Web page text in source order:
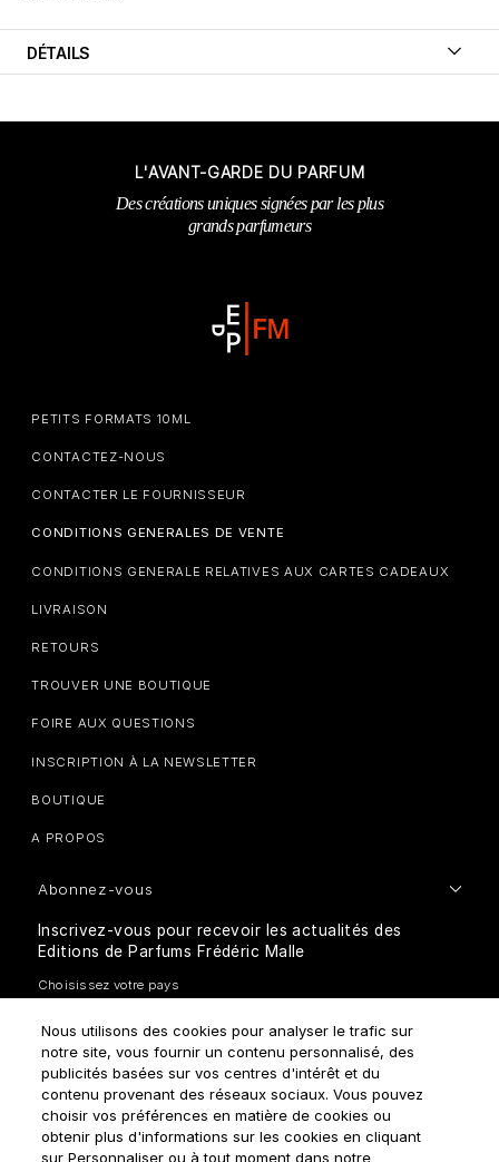
DÉTAILS
L'AVANT-GARDE DU PARFUM
Des créations uniques signées par les plus
grands parfumeurs
PETITS FORMATS 10ML
CONTACTEZ-NOUS
CONTACTER LE FOURNISSEUR
CONDITIONS GENERALES DE VENTE
CONDITIONS GENERALE RELATIVES AUX CARTES CADEAUX
LIVRAISON
RETOURS
TROUVER UNE BOUTIQUE
FOIRE AUX QUESTIONS
INSCRIPTION À LA NEWSLETTER
BOUTIQUE
A PROPOS
Abonnez-vous
Inscrivez-vous pour recevoir les actualités des
Editions de Parfums Frédéric Malle
Comment traitons-nous vos données personnelles?
Nous utilisons des cookies pour analyser le trafic sur
notre site, vous fournir un contenu personnalisé, des
publicités basées sur vos centres d'intérêt et du
contenu provenant des réseaux sociaux. Vous pouvez
choisir vos préférences en matière de cookies ou
obtenir plus d'informations sur les cookies en cliquant
sur Personnaliser ou à tout moment dans notre